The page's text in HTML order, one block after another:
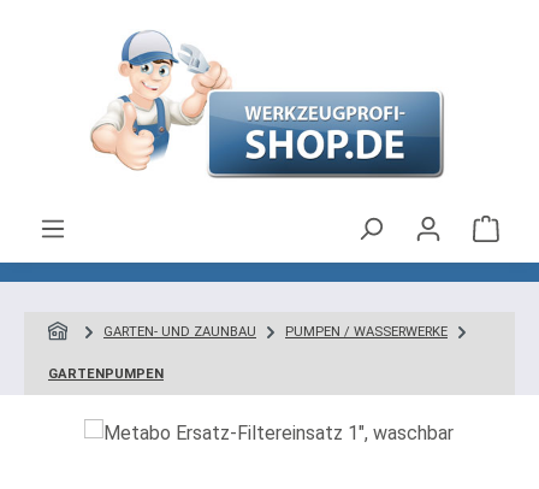
Zum Hauptinhalt springen
GARTEN- UND ZAUNBAU PUMPEN / WASSERWERKE
GARTENPUMPEN
Bildergalerie überspringen